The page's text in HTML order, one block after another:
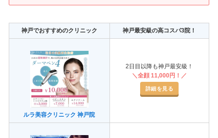
神戸でおすすめのクリニック 神戸最安級の高コスパ3院！
ルラ美容クリニック 神戸院
2日目以降も神戸最安級！
＼全顔 11,000円！／
詳細を見る